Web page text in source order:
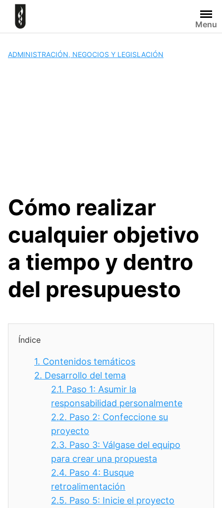
Skip
content
Menu
ADMINISTRACIÓN, NEGOCIOS Y LEGISLACIÓN
Cómo realizar
cualquier objetivo
a tiempo y dentro
del presupuesto
Índice
1. Contenidos temáticos
2. Desarrollo del tema
2.1. Paso 1: Asumir la
responsabilidad personalmente
2.2. Paso 2: Confeccione su
proyecto
2.3. Paso 3: Válgase del equipo
para crear una propuesta
2.4. Paso 4: Busque
retroalimentación
2.5. Paso 5: Inicie el proyecto